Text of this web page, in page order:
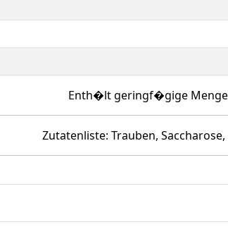
Enth�lt geringf�gige
Zutatenliste: Trauben,